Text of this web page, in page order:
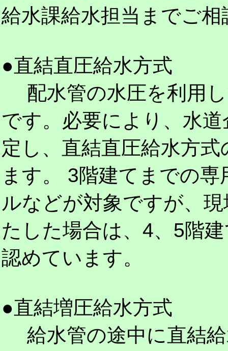
給水課給水担当までご
●直結直圧給水方式
配水管の水圧を利用
です。必要により、水
定し、直結直圧給水方
ます。 3階建てまでの
ルなどが対象ですが、
たした場合は、4、5階
認めています。
●直結増圧給水方式
給水管の途中に直結給